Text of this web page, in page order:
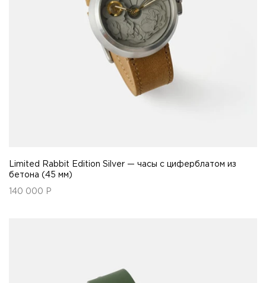
Limited Rabbit Edition Silver — часы с циферблатом из
бетона (45 мм)
140 000 Р